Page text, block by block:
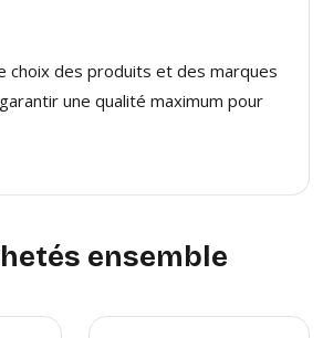
choix des produits et des marques
une qualité maximum pour
ensemble